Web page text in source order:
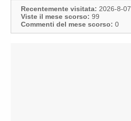
Recentemente visitata: 2026-8-07
Viste il mese scorso: 99
Commenti del mese scorso: 0